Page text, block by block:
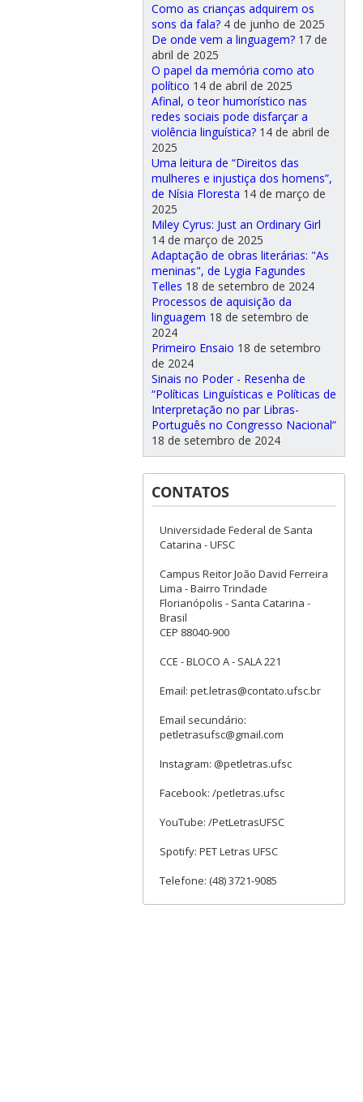
Como as crianças adquirem os
sons da fala? 4 de junho de 2025
De onde vem a linguagem? 17 de
abril de 2025
O papel da memória como ato
político 14 de abril de 2025
Afinal, o teor humorístico nas
redes sociais pode disfarçar a
violência linguística? 14 de abril de
2025
Uma leitura de “Direitos das
mulheres e injustiça dos homens”,
de Nísia Floresta 14 de março de
2025
Miley Cyrus: Just an Ordinary Girl
14 de março de 2025
Adaptação de obras literárias: "As
meninas", de Lygia Fagundes
Telles 18 de setembro de 2024
Processos de aquisição da
linguagem 18 de setembro de
2024
Primeiro Ensaio 18 de setembro
de 2024
Sinais no Poder - Resenha de
“Políticas Linguísticas e Políticas de
Interpretação no par Libras-
Português no Congresso Nacional”
18 de setembro de 2024
CONTATOS
Universidade Federal de Santa
Catarina - UFSC
Campus Reitor João David Ferreira
Lima - Bairro Trindade
Florianópolis - Santa Catarina -
Brasil
CEP 88040-900
CCE - BLOCO A - SALA 221
Email: pet.letras@contato.ufsc.br
Email secundário:
petletrasufsc@gmail.com
Instagram: @petletras.ufsc
Facebook: /petletras.ufsc
YouTube: /PetLetrasUFSC
Spotify: PET Letras UFSC
Telefone: (48) 3721-9085